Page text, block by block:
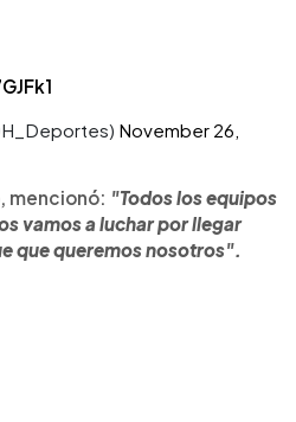
November 26,
mencionó: "Todos los equipos
vamos a luchar por llegar
que queremos nosotros".